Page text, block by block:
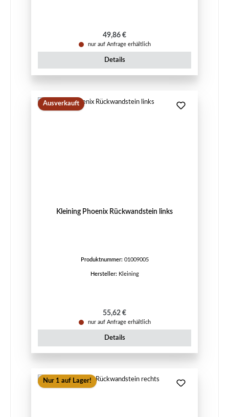
Regulärer Preis:
49,86 €
nur auf Anfrage erhältlich
Details
Ausverkauft
Kleining Phoenix Rückwandstein links
Produktnummer: 01009005
Hersteller: Kleining
Regulärer Preis:
55,62 €
nur auf Anfrage erhältlich
Details
Nur 1 auf Lager!